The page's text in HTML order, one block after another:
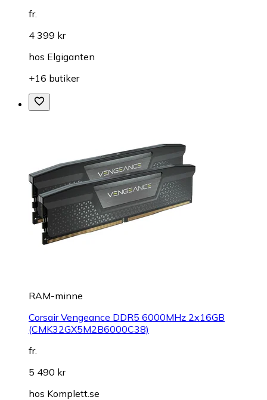
fr.
4 399 kr
hos Elgiganten
+16 butiker
RAM-minne
Corsair Vengeance DDR5 6000MHz 2x16GB
(CMK32GX5M2B6000C38)
fr.
5 490 kr
hos Komplett.se